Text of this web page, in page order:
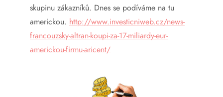
skupinu zákazníků. Dnes se podíváme na tu
americkou. http://www.investicniweb.cz/news-
francouzsky-altran-koupi-za-17-miliardy-eur-
americkou-firmu-aricent/